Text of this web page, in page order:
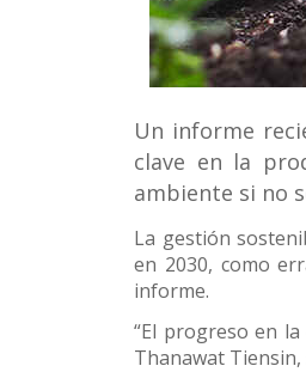
Un informe
clave en la
ambiente si no
La gestión
en 2030, como
informe.
“El progreso en
Thanawat